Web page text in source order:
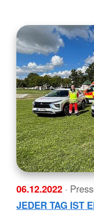
06.12.2022 ·
JEDER TAG IST